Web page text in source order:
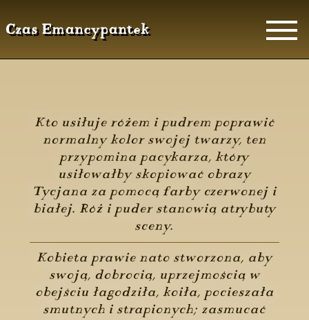
Czas Emancypantek
Kto usiłuje różem i pudrem poprawić
normalny kolor swojej twarzy, ten
przypomina pacykarza, który
usiłowałby skopiować obrazy
Tycjana za pomocą farby czerwonej i
białej. Róż i puder stanowią atrybuty
sceny.
Kobieta prawie nato stworzona, aby
swoją, dobrocią, uprzejmością w
obejściu łagodziła, koiła, pocieszała
smutnych i strapionych; zasmucać